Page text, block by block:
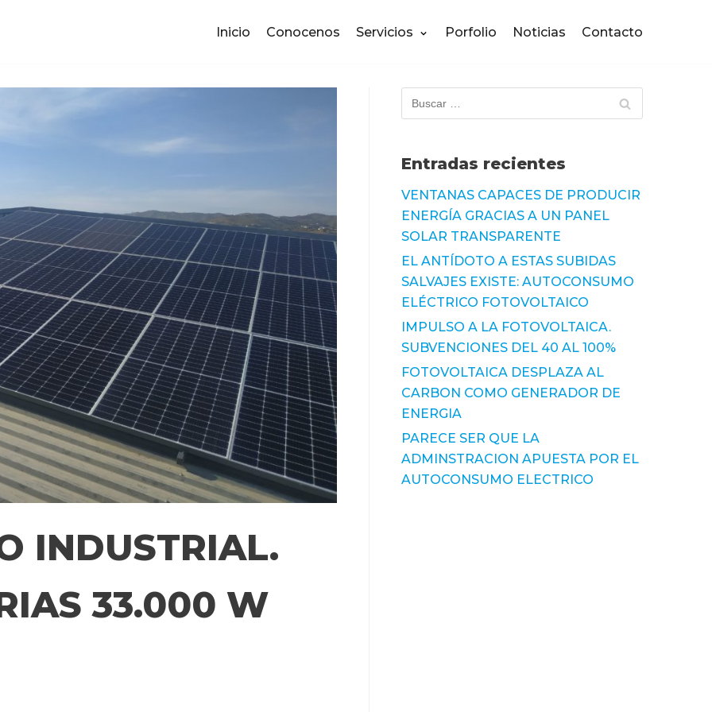
Inicio Conocenos Servicios Porfolio Noticias Contacto
INDUSTRIAL.
33.000 W
Entradas recientes
VENTANAS CAPACES DE PRODUCIR
ENERGÍA GRACIAS A UN PANEL
SOLAR TRANSPARENTE
EL ANTÍDOTO A ESTAS SUBIDAS
SALVAJES EXISTE: AUTOCONSUMO
ELÉCTRICO FOTOVOLTAICO
IMPULSO A LA FOTOVOLTAICA.
SUBVENCIONES DEL 40 AL 100%
FOTOVOLTAICA DESPLAZA AL
CARBON COMO GENERADOR DE
ENERGIA
PARECE SER QUE LA
ADMINSTRACION APUESTA POR EL
AUTOCONSUMO ELECTRICO